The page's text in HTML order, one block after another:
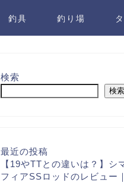
釣具 釣り場
検索
検索
最近の投稿
【19やTTとの違いは？】シ
フィアSSロッドのレビュー